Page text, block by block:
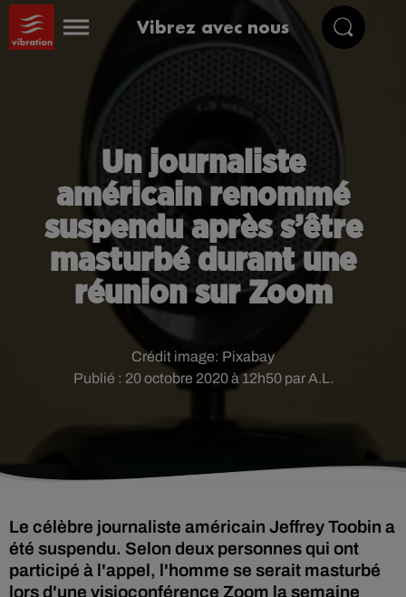
Vibrez avec nous
Un journaliste
américain renommé
suspendu après s’être
masturbé durant une
réunion sur Zoom
Publié : 20 octobre 2020 à 12h50 par A.L.
Crédit image: Pixabay
Le célèbre journaliste américain Jeffrey Toobin a
été suspendu. Selon deux personnes qui ont
participé à l'appel, l'homme se serait masturbé
lors d'une visioconférence Zoom la semaine